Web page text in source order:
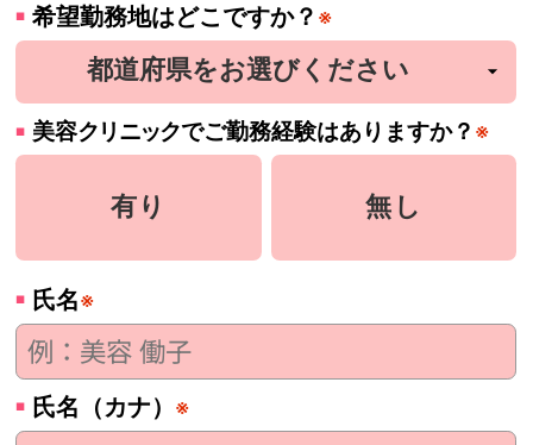
希望勤務地はどこですか？ ※
美容クリニックでご勤務経験はありますか？ ※
有り 無し
氏名※
氏名（カナ） ※